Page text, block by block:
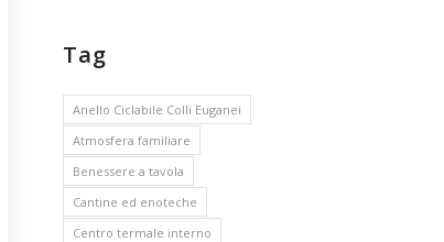
Tag
Anello Ciclabile Colli Euganei
Atmosfera familiare
Benessere a tavola
Cantine ed enoteche
Centro termale interno